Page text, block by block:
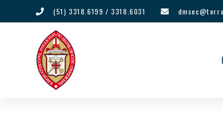
(51) 3318.6199 / 3318.6031